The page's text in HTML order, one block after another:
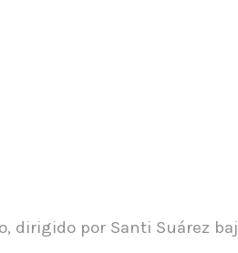
dirigido por Santi Suárez